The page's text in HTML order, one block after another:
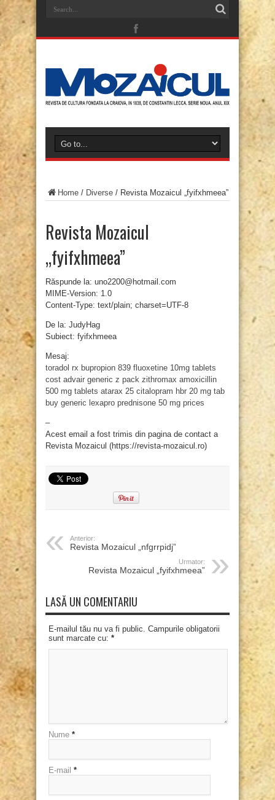
Home / Diverse / Revista Mozaicul „fyifxhmeea”
Revista Mozaicul
„fyifxhmeea”
Răspunde la: uno2200@hotmail.com
MIME-Version: 1.0
Content-Type: text/plain; charset=UTF-8
De la: JudyHag
Subiect: fyifxhmeea
Mesaj:
toradol rx bupropion 839 fluoxetine 10mg tablets
cost advair generic z pack zithromax amoxicillin
500 mg tablets atarax 25 citalopram hbr 20 mg tab
buy generic lexapro prednisone 50 mg prices
–
Acest email a fost trimis din pagina de contact a
Revista Mozaicul (https://revista-mozaicul.ro)
Anterior:
Revista Mozaicul „nfgrrpidj”
Urmator:
Revista Mozaicul „fyifxhmeea”
LASĂ UN COMENTARIU
E-mailul tău nu va fi public. Campurile obligatorii
sunt marcate cu: *
Nume *
E-mail *